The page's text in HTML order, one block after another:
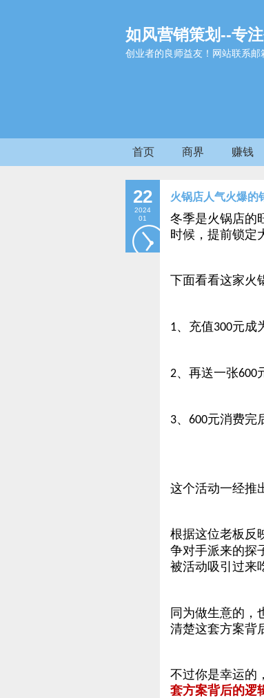
如风营销策划--专
创业者的良师益友！网站联系
首页 商界 赚钱
22
2024
01
火锅店人气火爆的
冬季是火锅店的
时候，提前锁定
下面看看这家火
1、充值300元成
2、再送一张600
3、 600元消费完
这个活动一经推
根据这位老板反
争对手派来的探
被活动吸引过来
同为做生意的，
清楚这套方案背
不过你是幸运的
套方案背后的逻